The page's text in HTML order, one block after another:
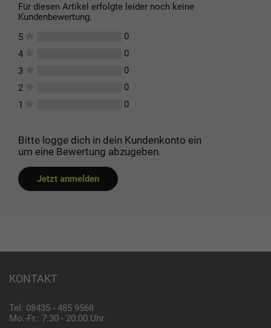
Für diesen Artikel erfolgte leider noch keine
Kundenbewertung.
5
0
4
0
3
0
2
0
1
0
Bitte logge dich in dein Kundenkonto ein
um eine Bewertung abzugeben.
Jetzt anmelden
KONTAKT
Tel: 08435 - 485 9568
Mo.-Fr.: 7:30 - 20:00 Uhr